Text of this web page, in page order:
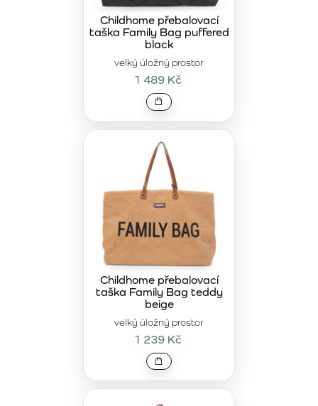
velký úložný prostor
Childhome přebalovací
taška Family Bag puffered
black
1 489 Kč
velký úložný prostor
Childhome přebalovací
taška Family Bag teddy
beige
1 239 Kč